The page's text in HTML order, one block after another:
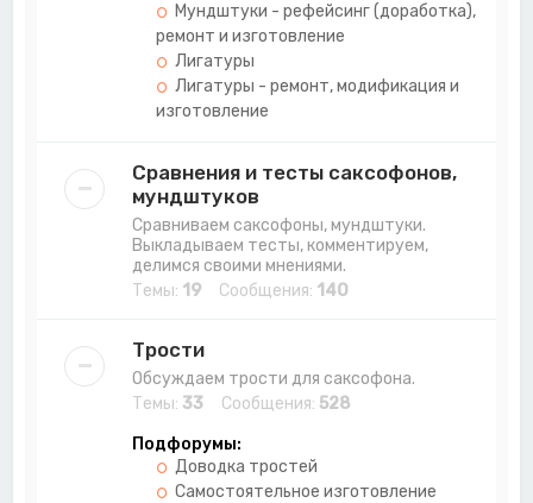
Мундштуки - рефейсинг (доработка),
ремонт и изготовление
Лигатуры
Лигатуры - ремонт, модификация и
изготовление
Сравнения и тесты саксофонов,
мундштуков
Сравниваем саксофоны, мундштуки.
Выкладываем тесты, комментируем,
делимся своими мнениями.
Темы: 19 Сообщения: 140
Трости
Обсуждаем трости для саксофона.
Темы: 33 Сообщения: 528
Подфорумы:
Доводка тростей
Самостоятельное изготовление